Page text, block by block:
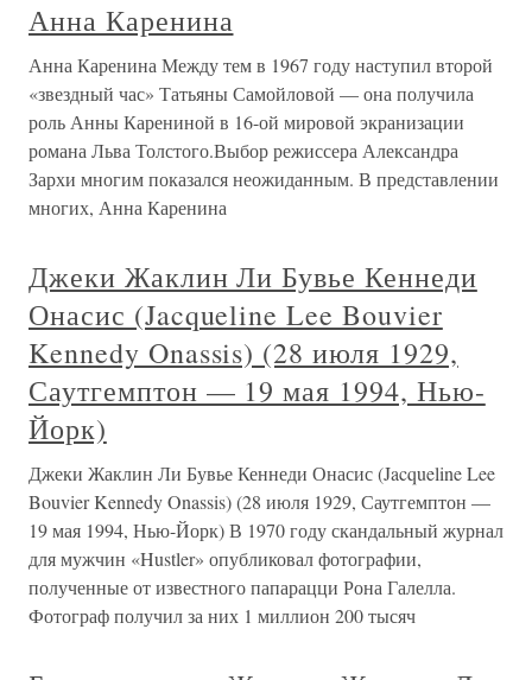
Анна Каренина
Анна Каренина Между тем в 1967 году наступил второй
«звездный час» Татьяны Самойловой — она получила
роль Анны Карениной в 16-ой мировой экранизации
романа Льва Толстого.Выбор режиссера Александра
Зархи многим показался неожиданным. В представлении
многих, Анна Каренина
Джеки Жаклин Ли Бувье Кеннеди
Онасис (Jacqueline Lee Bouvier
Kennedy Onassis) (28 июля 1929,
Саутгемптон — 19 мая 1994, Нью-
Йорк)
Джеки Жаклин Ли Бувье Кеннеди Онасис (Jacqueline Lee
Bouvier Kennedy Onassis) (28 июля 1929, Саутгемптон —
19 мая 1994, Нью-Йорк) В 1970 году скандальный журнал
для мужчин «Hustler» опубликовал фотографии,
полученные от известного папарацци Рона Галелла.
Фотограф получил за них 1 миллион 200 тысяч